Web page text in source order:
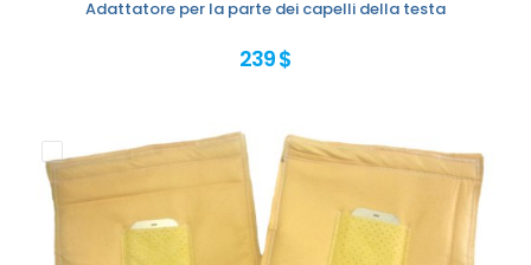
Adattatore per la parte dei capelli della testa
239 $